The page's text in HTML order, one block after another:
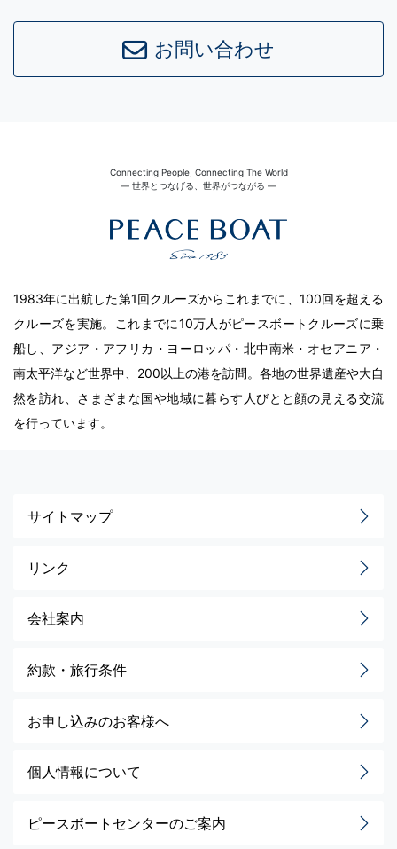
お問い合わせ
Connecting People, Connecting The World
― 世界とつなげる、世界がつながる ―
1983年に出航した第1回クルーズからこれまでに、100回を超える
クルーズを実施。これまでに10万人がピースボートクルーズに乗
船し、アジア・アフリカ・ヨーロッパ・北中南米・オセアニア・
南太平洋など世界中、200以上の港を訪問。各地の世界遺産や大自
然を訪れ、さまざまな国や地域に暮らす人びとと顔の見える交流
を行っています。
サイトマップ
リンク
会社案内
約款・旅行条件
お申し込みのお客様へ
個人情報について
ピースボートセンターのご案内